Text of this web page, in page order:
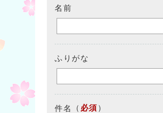
名前
ふりがな
件名 （ 必須 ）